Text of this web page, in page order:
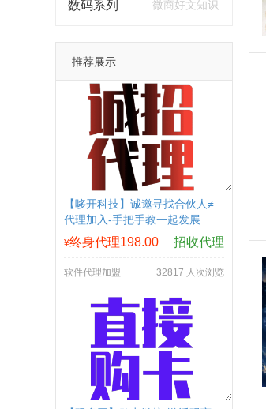
数码系列 微商好文知识
推荐展示
【哆开科技】诚邀寻找合伙人≠
代理加入-手把手教一起发展
¥终身代理198.00 招收代理
软件代理加盟 32817 人次浏览